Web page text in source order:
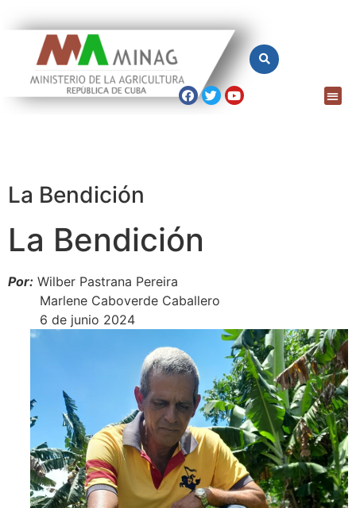
La Bendición
La Bendición
Por: Wilber Pastrana Pereira
Marlene Caboverde Caballero
6 de junio 2024